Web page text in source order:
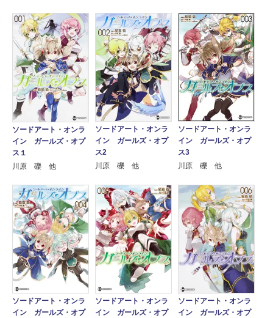
ソードアート・オンラ
イン ガールズ・オプ
ス１
川原 礫 他
ソードアート・オンラ
イン ガールズ・オプ
ス2
川原 礫 他
ソードアート・オンラ
イン ガールズ・オプ
ス3
川原 礫 他
ソードアート・オンラ
イン ガールズ・オプ
ソードアート・オンラ
イン ガールズ・オプ
ソードアート・オンラ
イン ガールズ・オプ